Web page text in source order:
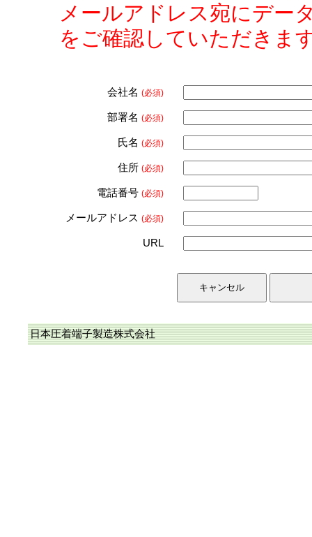
メールアドレス宛にデー
をご確認していただきま
会社名 (必須)
部署名 (必須)
氏名 (必須)
住所 (必須)
電話番号 (必須)
メールアドレス (必須)
URL
日本圧着端子製造株式会社